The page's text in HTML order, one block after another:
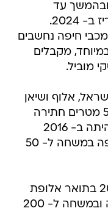
האולימפיים בטוקיו בשנת 2020 ובהמשך עד
המשחקים האולימפיים שיהיו בפריז ב- 2024.
חיפה נחשבים
מקבלים
מוביל.
נבחרת ישראל, אלוף ושיאן
ישראל ב- 50 מטרים פרפר ו- 50 מטרים חתירה
לשנת 2017. באליפות אירופה שהיתה ב- 2016
בלונדון סיים במקום שמיני באירופה במשחה ל- 50
לאה פולונסקי (15.5) זכתה ב-2017 בתואר אלופת
ישראל במשחה ל- 100 מטר חזה ובמשחה ל- 200